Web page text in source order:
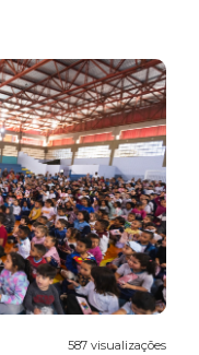
587 visualizações